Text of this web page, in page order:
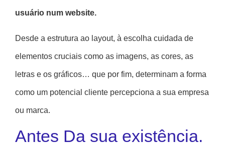
usuário num website.
Desde a estrutura ao layout, à escolha cuidada de
elementos cruciais como as imagens, as cores, as
letras e os gráficos… que por fim, determinam a forma
como um potencial cliente percepciona a sua empresa
ou marca.
Antes Da sua existência.